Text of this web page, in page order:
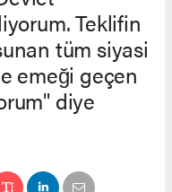
Teklifin
tüm siyasi
emeği geçen
diye